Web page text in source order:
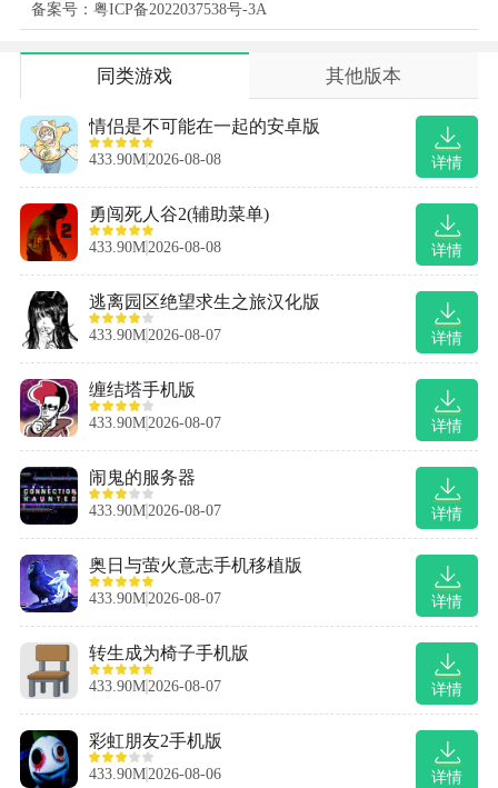
备案号：粤ICP备2022037538号-3A
同类游戏 其他版本
详情
情侣是不可能在一起的安卓版
433.90M2026-08-08
详情
勇闯死人谷2(辅助菜单)
433.90M2026-08-08
详情
逃离园区绝望求生之旅汉化版
433.90M2026-08-07
详情
缠结塔手机版
433.90M2026-08-07
详情
闹鬼的服务器
433.90M2026-08-07
详情
奥日与萤火意志手机移植版
433.90M2026-08-07
详情
转生成为椅子手机版
433.90M2026-08-07
详情
彩虹朋友2手机版
433.90M2026-08-06